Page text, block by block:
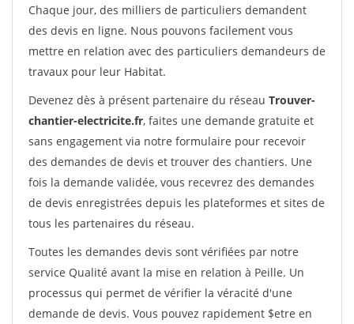
Chaque jour, des milliers de particuliers demandent
des devis en ligne. Nous pouvons facilement vous
mettre en relation avec des particuliers demandeurs de
travaux pour leur Habitat.
Devenez dès à présent partenaire du réseau Trouver-
chantier-electricite.fr, faites une demande gratuite et
sans engagement via notre formulaire pour recevoir
des demandes de devis et trouver des chantiers. Une
fois la demande validée, vous recevrez des demandes
de devis enregistrées depuis les plateformes et sites de
tous les partenaires du réseau.
Toutes les demandes devis sont vérifiées par notre
service Qualité avant la mise en relation à Peille. Un
processus qui permet de vérifier la véracité d'une
demande de devis. Vous pouvez rapidement $etre en